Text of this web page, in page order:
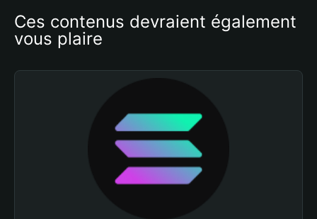
Ces contenus devraient également
vous plaire